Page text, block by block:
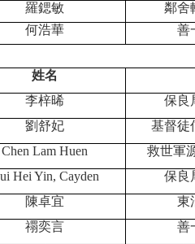
羅鍶敏
鄰舍
何浩華 善
姓名
李梓晞
保良
劉舒妃
基督徒
Chen Lam Huen 救世軍
Hei Yin, Cayden
保良
陳卓宜
東
禤奕言
善